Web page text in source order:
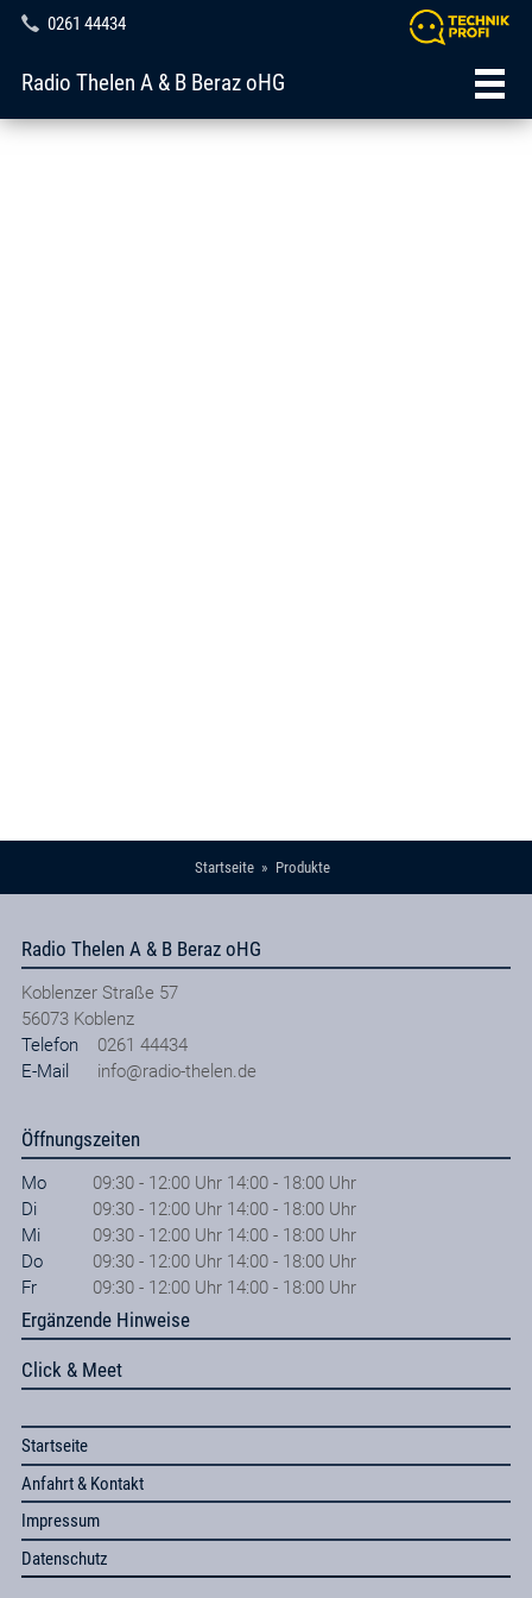
0261 44434
Radio Thelen A & B Beraz oHG
Startseite Produkte
Radio Thelen A & B Beraz oHG
Koblenzer Straße 57
56073 Koblenz
Telefon
0261 44434
E-Mail
info@radio-thelen.de
Öffnungszeiten
Mo
09:30 - 12:00 Uhr 14:00 - 18:00 Uhr
Di
09:30 - 12:00 Uhr 14:00 - 18:00 Uhr
Mi
09:30 - 12:00 Uhr 14:00 - 18:00 Uhr
Do
09:30 - 12:00 Uhr 14:00 - 18:00 Uhr
Fr
09:30 - 12:00 Uhr 14:00 - 18:00 Uhr
Ergänzende Hinweise
Click & Meet
Startseite
Anfahrt & Kontakt
Impressum
Datenschutz